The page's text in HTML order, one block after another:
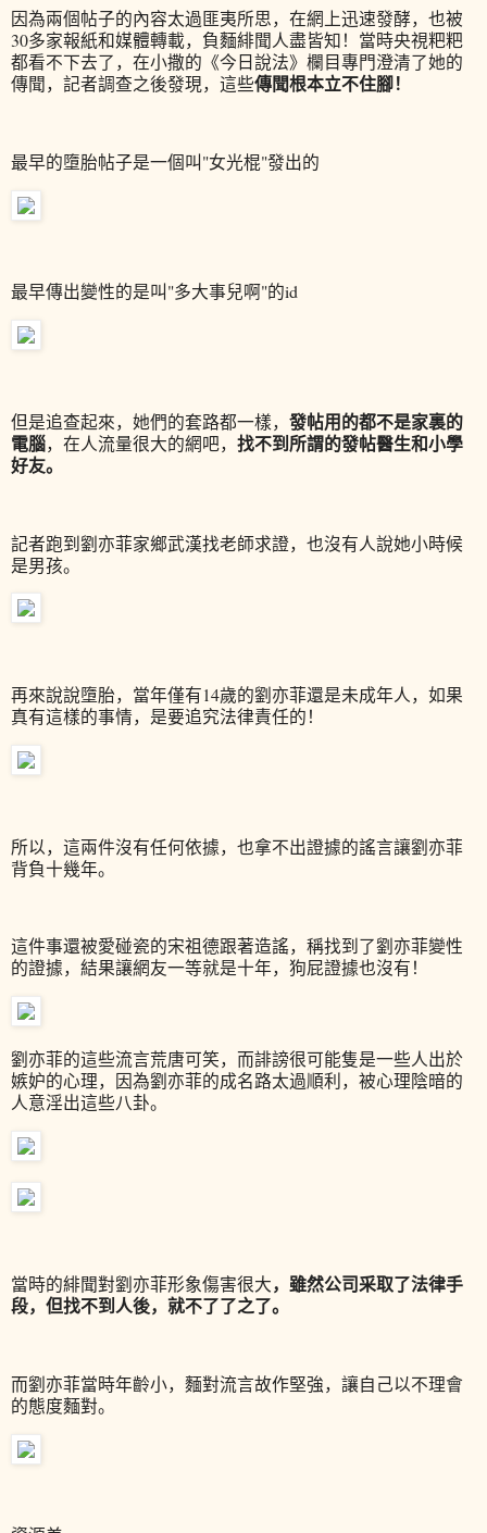
因為兩個帖子的內容太過匪夷所思，在網上迅速發酵，也被
30多家報紙和媒體轉載，負麵緋聞人盡皆知！當時央視粑粑
都看不下去了，在小撒的《今日說法》欄目專門澄清了她的
傳聞，記者調查之後發現，這些傳聞根本立不住腳！
最早的墮胎帖子是一個叫"女光棍"發出的
最早傳出變性的是叫"多大事兒啊"的id
但是追查起來，她們的套路都一樣， 發帖用的都不是家裏的
電腦，在人流量很大的網吧， 找不到所謂的發帖醫生和小學
好友。
記者跑到劉亦菲家鄉武漢找老師求證，也沒有人說她小時候
是男孩。
再來說說墮胎，當年僅有14歲的劉亦菲還是未成年人，如果
真有這樣的事情，是要追究法律責任的！
所以，這兩件沒有任何依據，也拿不出證據的謠言讓劉亦菲
背負十幾年。
這件事還被愛碰瓷的宋祖德跟著造謠，稱找到了劉亦菲變性
的證據，結果讓網友一等就是十年，狗屁證據也沒有！
劉亦菲的這些流言荒唐可笑，而誹謗很可能隻是一些人出於
嫉妒的心理，因為劉亦菲的成名路太過順利，被心理陰暗的
人意淫出這些八卦。
當時的緋聞對劉亦菲形象傷害很大，雖然公司采取了法律手
段，但找不到人後，就不了了之了。
而劉亦菲當時年齡小，麵對流言故作堅強，讓自己以不理會
的態度麵對。